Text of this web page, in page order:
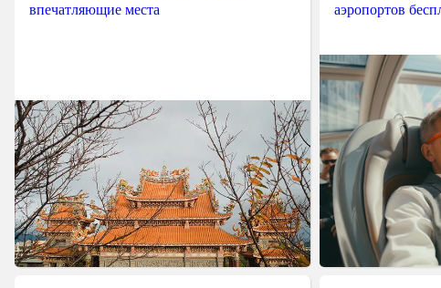
впечатляющие места
аэропортов